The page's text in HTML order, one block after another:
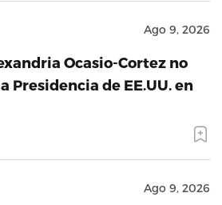
Ago 9, 2026
Ocasio-Cortez no
Presidencia de EE.UU. en
Ago 9, 2026